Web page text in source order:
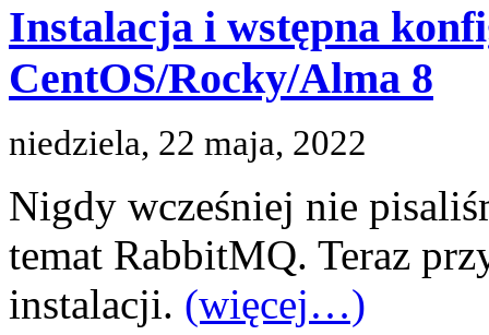
Instalacja i wstępna
CentOS/Rocky/Alma 8
niedziela, 22 maja, 2022
Nigdy wcześniej nie
temat RabbitMQ. Teraz
instalacji. (więcej…)